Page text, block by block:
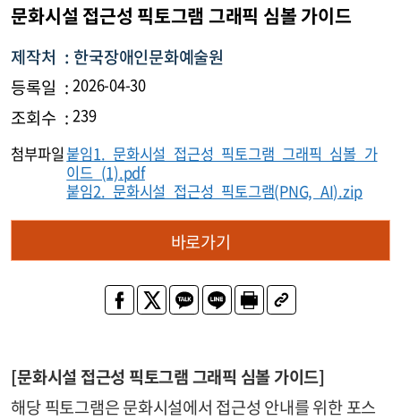
문화시설 접근성 픽토그램 그래픽 심볼 가이드
제작처 : 한국장애인문화예술원
등록일 : 2026-04-30
조회수 : 239
첨부파일붙임1. 문화시설 접근성 픽토그램 그래픽 심볼 가
이드 (1).pdf
붙임2. 문화시설 접근성 픽토그램(PNG, AI).zip
바로가기
[문화시설 접근성 픽토그램 그래픽 심볼 가이드]
해당 픽토그램은 문화시설에서 접근성 안내를 위한 포스